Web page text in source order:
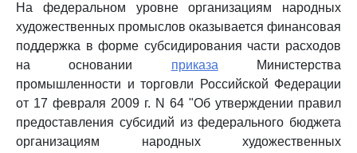
На федеральном уровне организациям народных
художественных промыслов оказывается финансовая
поддержка в форме субсидирования части расходов
на основании приказа Министерства
промышленности и торговли Российской Федерации
от 17 февраля 2009 г. N 64 "Об утверждении правил
предоставления субсидий из федерального бюджета
организациям народных художественных